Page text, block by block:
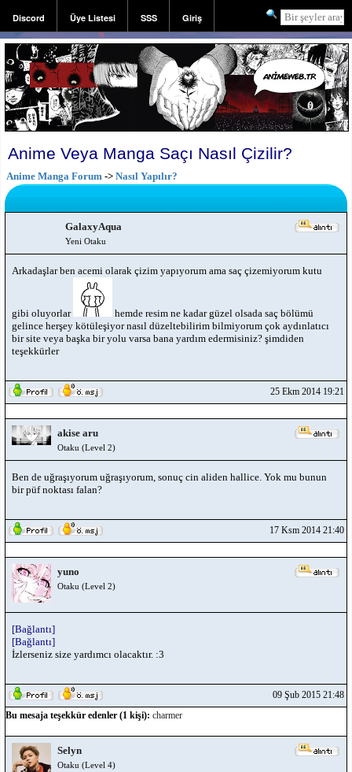
Discord Üye Listesi SSS Giriş
Kayıt
Anime Veya Manga Saçı Nasıl Çizilir?
Anime Manga Forum -> Nasıl Yapılır?
GalaxyAqua
Yeni Otaku
Arkadaşlar ben acemi olarak çizim yapıyorum ama saç çizemiyorum kutu
gibi oluyorlar
hemde resim ne kadar güzel olsada saç bölümü
gelince herşey kötüleşiyor nasıl düzeltebilirim bilmiyorum çok aydınlatıcı
bir site veya başka bir yolu varsa bana yardım edermisiniz? şimdiden
teşekkürler
25 Ekm 2014 19:21
akise aru
Otaku (Level 2)
Ben de uğraşıyorum uğraşıyorum, sonuç cin aliden hallice. Yok mu bunun
bir püf noktası falan?
17 Ksm 2014 21:40
yuno
Otaku (Level 2)
[Bağlantı]
[Bağlantı]
İzlerseniz size yardımcı olacaktır. :3
09 Şub 2015 21:48
Bu mesaja teşekkür edenler (1 kişi): charmer
Selyn
Otaku (Level 4)